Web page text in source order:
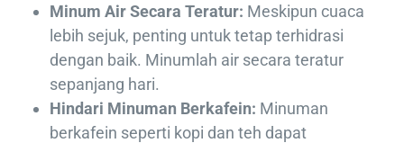
Minum Air Secara Teratur: Meskipun cuaca
lebih sejuk, penting untuk tetap terhidrasi
dengan baik. Minumlah air secara teratur
sepanjang hari.
Hindari Minuman Berkafein: Minuman
berkafein seperti kopi dan teh dapat